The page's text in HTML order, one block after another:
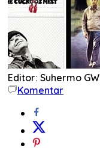
Editor: Suhermo
Komentar